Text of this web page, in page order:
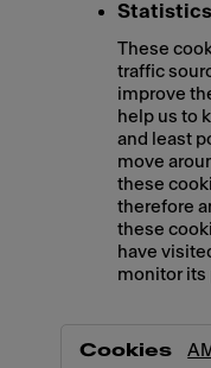
Statistics
These
traffic
improve
help us to
and least
move
these
therefore
these
have
monitor its